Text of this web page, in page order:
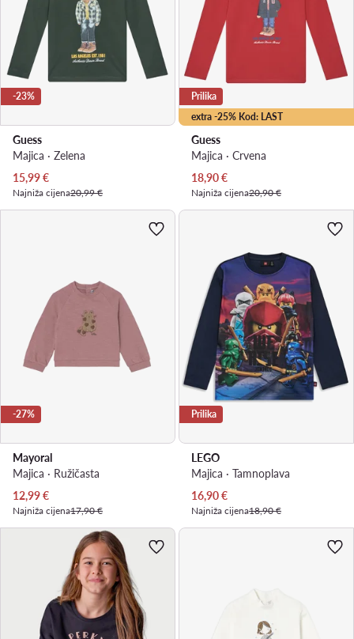
-23%
Guess
Majica · Zelena
Trenutna cijena
15,99€
Najniža cijena20,99 €
extra -25% Kod: LAST
Prilika
Guess
Majica · Crvena
Trenutna cijena
18,90€
Najniža cijena20,90 €
-27%
Mayoral
Majica · Ružičasta
Trenutna cijena
12,99€
Najniža cijena17,90 €
Prilika
LEGO
Majica · Tamnoplava
Trenutna cijena
16,90€
Najniža cijena18,90 €